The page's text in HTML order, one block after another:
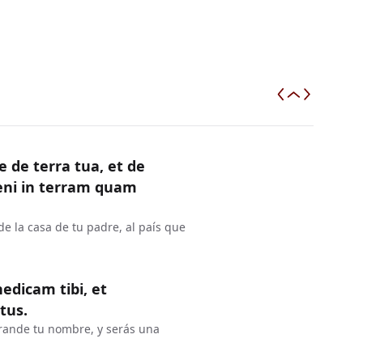
de terra tua, et de
in terram quam
la casa de tu padre, al país que
tibi, et
tu nombre, y serás una